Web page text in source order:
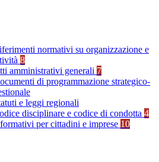
normativi su organizzazione e
8
amministrativi generali 7
di programmazione strategico-
e leggi regionali
disciplinare e codice di condotta 4
per cittadini e imprese 10